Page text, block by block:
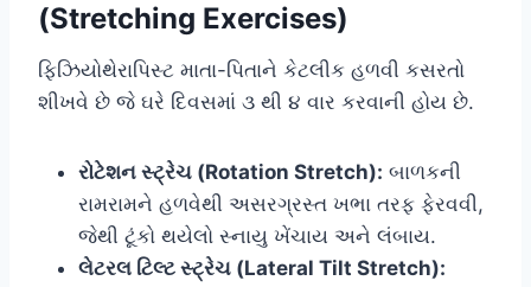
(Stretching Exercises)
ફિઝિયોથેરાપિસ્ટ માતા-પિતાને કેટલીક હળવી કસરતો
શીખવે છે જે ઘરે દિવસમાં ૩ થી ૪ વાર કરવાની હોય છે.
રોટેશન સ્ટ્રેચ (Rotation Stretch): બાળકની
રામરામને હળવેથી અસરગ્રસ્ત ખભા તરફ ફેરવવી,
જેથી ટૂંકો થયેલો સ્નાયુ ખેંચાય અને લંબાય.
લેટરલ ટિલ્ટ સ્ટ્રેચ (Lateral Tilt Stretch):